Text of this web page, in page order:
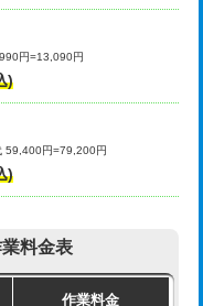
16,500円+材料費
11,000円+材料費
円=13,090円
)
59,400円=79,200円
)
料金表
作業料金